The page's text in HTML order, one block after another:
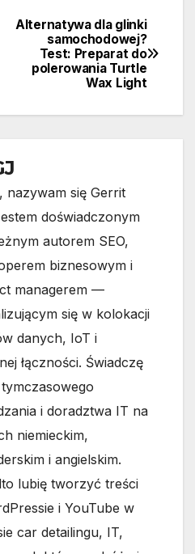
Alternatywa dla glinki
samochodowej?
Test: Preparat do
polerowania Turtle
Wax Light
nazywam się Gerrit
doświadczonym
autorem SEO,
biznesowym i
managerem —
się w kolokacji
danych, IoT i
łączności. Świadczę
tymczasowego
i doradztwa IT na
niemieckim,
i angielskim.
lubię tworzyć treści
i YouTube w
car detailingu, IT,